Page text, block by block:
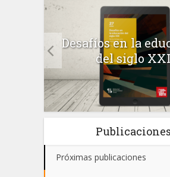
Desafíos en la
del siglo XXI
Publicaciones
Próximas publicaciones